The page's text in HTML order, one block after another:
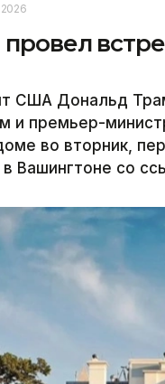
США Дональд
и премьер-
во вторник,
в Вашингтоне со